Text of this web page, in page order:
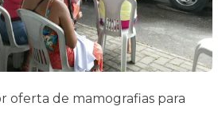
oferta de mamografias para